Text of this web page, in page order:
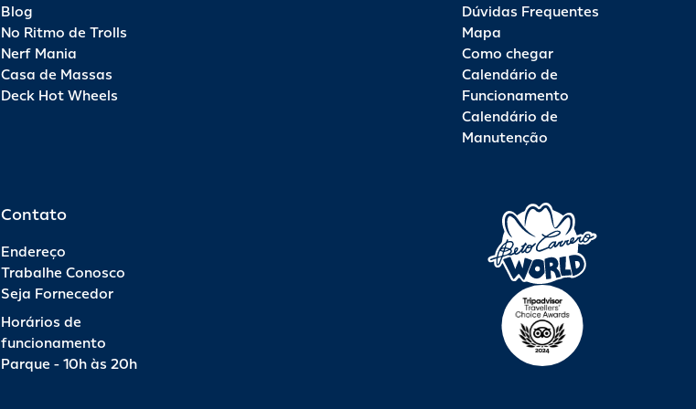
Blog
No Ritmo de Trolls
Nerf Mania
Casa de Massas
Deck Hot Wheels
Dúvidas Frequentes
Mapa
Como chegar
Calendário de
Funcionamento
Calendário de
Manutenção
Contato
Endereço
Trabalhe Conosco
Seja Fornecedor
Horários de
funcionamento
Parque - 10h às 20h